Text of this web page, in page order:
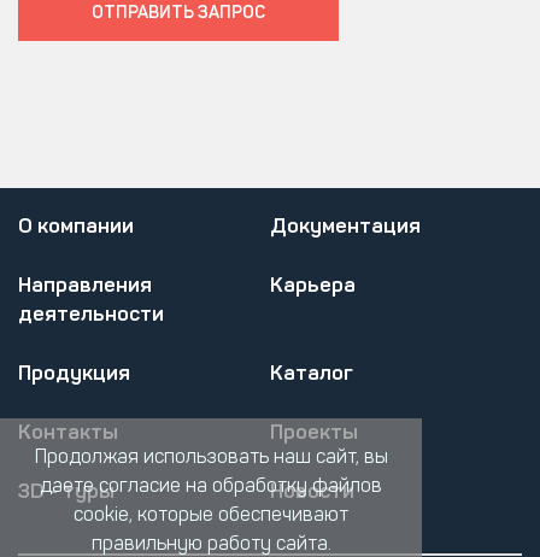
ОТПРАВИТЬ ЗАПРОC
О компании
Направления
деятельности
Продукция Каталог
Проекты
Новости
Документация
Карьера
Контакты
3D - туры
Продолжая использовать наш сайт, вы
даете согласие на обработку файлов
cookie, которые обеспечивают
правильную работу сайта.